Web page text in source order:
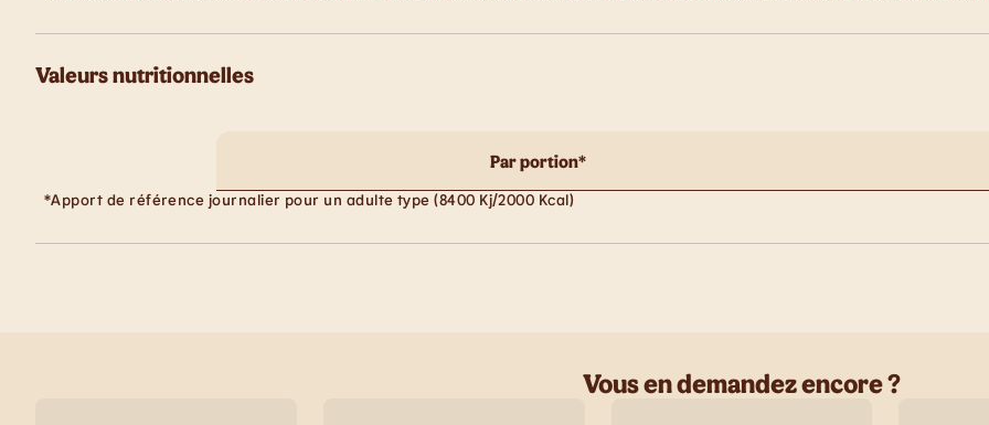
Valeurs nutritionnelles
Par portion*
*Apport de référence journalier pour un adulte type (8400 Kj/2000 Kcal)
Vous en demandez encore ?